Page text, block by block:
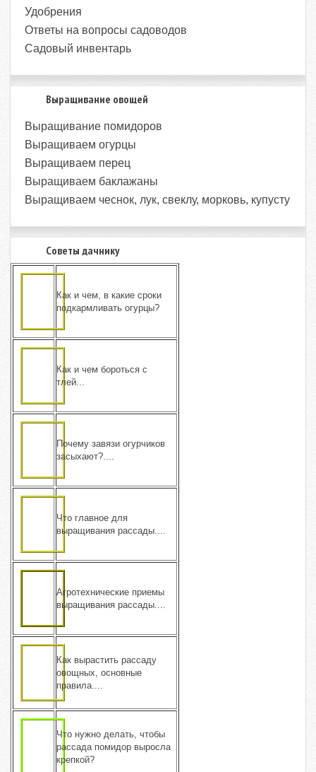
Удобрения
Ответы на вопросы садоводов
Садовый инвентарь
Выращивание овощей
Выращивание помидоров
Выращиваем огурцы
Выращиваем перец
Выращиваем баклажаны
Выращиваем чеснок, лук, свеклу, морковь, купусту
Советы дачнику
Как и чем, в какие сроки
подкармливать огурцы?
Как и чем бороться с
тлей...
Почему завязи огурчиков
засыхают?....
Что главное для
выращивания рассады....
Агротехнические приемы
выращивания рассады....
Как вырастить рассаду
овощных, основные
правила....
Что нужно делать, чтобы
рассада помидор выросла
крепкой?